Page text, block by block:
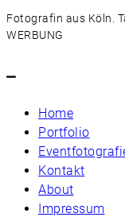
Fotografin aus Köln.
WERBUNG
–
Home
Portfolio
Kontakt
About
Impressum